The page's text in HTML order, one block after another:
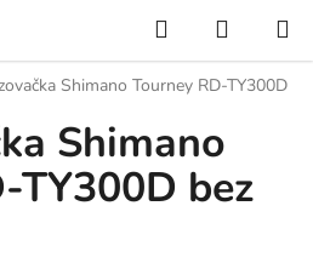
Hledat
KOŠÍK
Shimano Tourney RD-TY300D
Shimano
TY300D bez